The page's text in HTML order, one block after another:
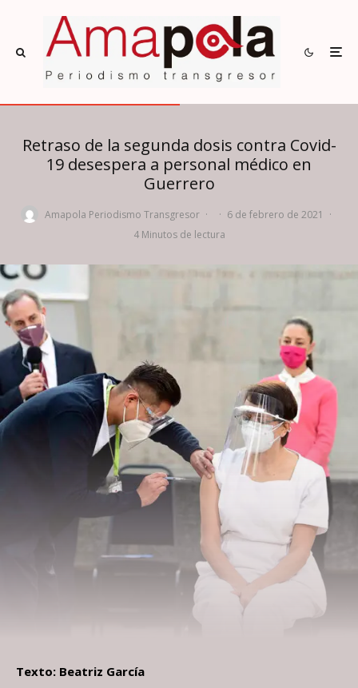
Retraso de la segunda dosis contra Covid-
19 desespera a personal médico en
Guerrero
Amapola Periodismo Transgresor · · 6 de febrero de 2021
·
4 Minutos de lectura
Texto: Beatriz García